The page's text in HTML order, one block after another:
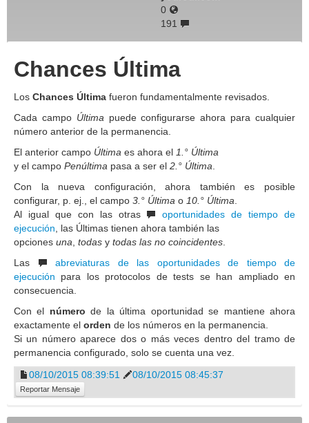
0
191
Chances Última
Los Chances Última fueron fundamentalmente revisados.
Cada campo Última puede configurarse ahora para cualquier
número anterior de la permanencia.
El anterior campo Última es ahora el 1.° Última
y el campo Penúltima pasa a ser el 2.° Última
Con la nueva configuración, ahora también es posible
configurar, p. ej., el campo 3.° Última o 10.° Última
Al igual que con las otras
oportunidades de tiempo de
ejecución , las Últimas tienen ahora también las
opciones una todas y todas las no coincidentes
Las
abreviaturas de las oportunidades de tiempo de
ejecución para los protocolos de tests se han ampliado en
consecuencia.
Con el número de la última oportunidad se mantiene ahora
exactamente el orden de los números en la permanencia.
Si un número aparece dos o más veces dentro del tramo de
permanencia configurado, solo se cuenta una vez.
08/10/2015 08:39:51
08/10/2015 08:45:37
Reportar Mensaje